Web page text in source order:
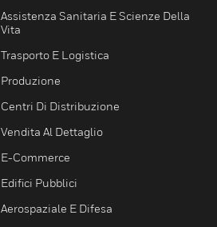
Assistenza Sanitaria E Scienze Della
Vita
Trasporto E Logistica
Produzione
Centri Di Distribuzione
Vendita Al Dettaglio
E-Commerce
Edifici Pubblici
Aerospaziale E Difesa